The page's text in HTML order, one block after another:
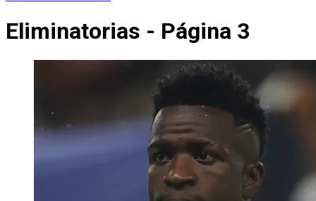
Eliminatorias - Página 3